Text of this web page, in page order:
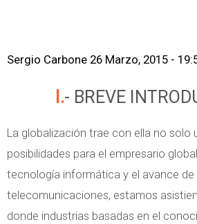
Sergio Carbone 26 Marzo, 2015 -
I.- BREVE
La globalización trae con ella no solo
posibilidades para el empresario
tecnología informática y el avance de
telecomunicaciones, estamos
donde industrias basadas en el